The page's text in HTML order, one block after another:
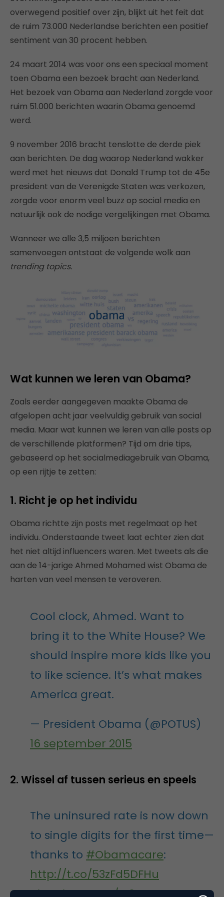
overwegend positief over zijn, blijkt uit het feit dat
de ruim 73.000 Nederlandse berichten een positief
sentiment van 30 procent hebben.
24 maart 2014 was voor ons een speciaal moment
toen Obama een bezoek bracht aan Nederland.
Het bezoek van Obama aan Nederland zorgde voor
ruim 51.000 berichten waarin Obama genoemd
werd.
9 november 2016 bracht tenslotte de derde piek
aan berichten. De dag waarop Nederland wakker
werd met het nieuws dat Donald Trump tot de 45e
president van de Verenigde Staten was verkozen,
zorgde voor enorm veel buzz op social media en
natuurlijk ook de nodige vergelijkingen met Obama.
Wanneer we alle 3,5 miljoen berichten
samenvoegen ontstaat de volgende wolk aan
trending topics.
Wat kunnen we leren van Obama?
Zoals eerder aangegeven maakte Obama de
afgelopen acht jaar veelvuldig gebruik van social
media. Maar wat kunnen we leren van alle posts op
de verschillende platformen? Tijd om drie tips,
gebaseerd op het socialmediagebruik van Obama,
op een rijtje te zetten:
1. Richt je op het individu
Obama richtte zijn posts met regelmaat op het
individu. Onderstaande tweet laat echter zien dat
het niet altijd influencers waren. Met tweets als die
aan de 14-jarige Ahmed Mohamed wist Obama de
harten van veel mensen te veroveren.
Cool clock, Ahmed. Want to
bring it to the White House? We
should inspire more kids like you
to like science. It’s what makes
America great.
— President Obama (@POTUS)
16 september 2015
2. Wissel af tussen serieus en speels
The uninsured rate is now down
to single digits for the first time—
thanks to #Obamacare:
http://t.co/53zFd5DFHu